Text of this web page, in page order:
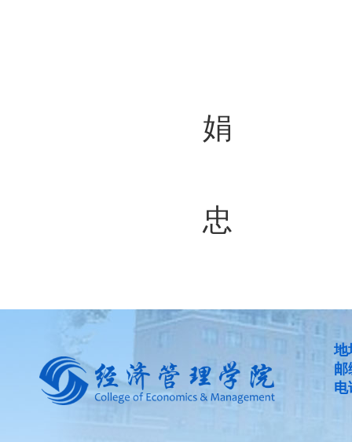
娟
忠
地
邮
电